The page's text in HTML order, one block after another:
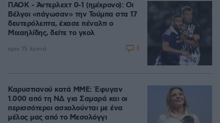
ΠΑΟΚ - Άντερλεχτ 0-1 (ημίχρονο): Οι
Βέλγοι «πάγωσαν» την Τούμπα στα 17
δευτερόλεπτα, έχασε πέναλτι ο
Μιχαηλίδης, δείτε το γκολ
πριν 15 λεπτά 3
Καρυστιανού κατά ΜΜΕ: Έφυγαν
1.000 από τη ΝΔ για Σαμαρά και οι
περισσότεροι ασχολούνται με ένα
μέλος μας από το Μεσολόγγι